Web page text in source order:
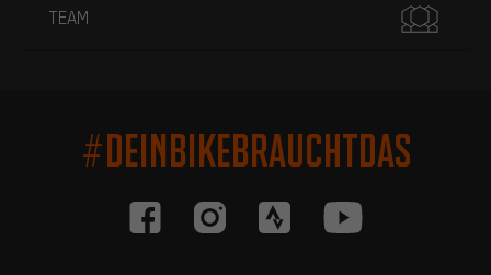
TEAM
#DEINBIKEBRAUCHTDAS